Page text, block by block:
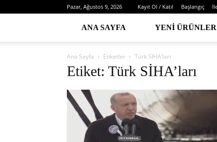
Pazar, Ağustos 9, 2026 Kayıt Ol / Katıl Başlangıç
ANA SAYFA YENI ÜRÜNLER
Ana Sayfa Etiketler Türk SİHA’ları
Etiket: Türk SİHA’ları